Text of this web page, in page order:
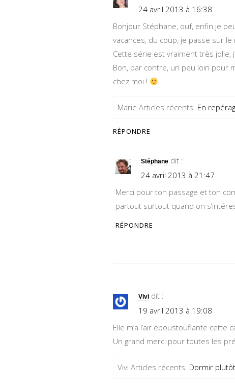
24 avril 2013 à 16:38
Bonjour Stéphane, ouf, enfin je
vacances, du coup, je passe sur
Cette série est vraiment très jolie,
Bon, par contre, un peu loin pour
chez moi !
Marie Articles récents..En
RÉPONDRE
Stéphane dit :
24 avril 2013 à 21:47
Merci pour ton passage et ton
partout surtout quand on
RÉPONDRE
Vivi dit :
19 avril 2013 à 19:08
Elle m’a l’air epoustouflante cette
Un grand merci pour toutes les
Vivi Articles récents..Dormir